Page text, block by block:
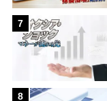
7
8